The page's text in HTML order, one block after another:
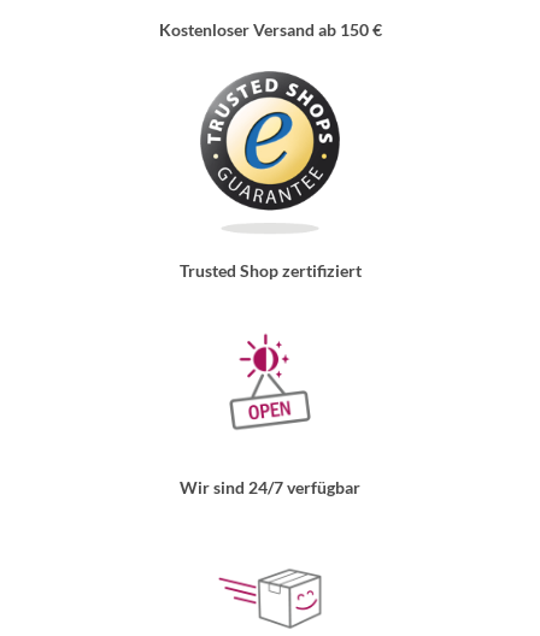
Kostenloser Versand ab 150 €
Trusted Shop zertifiziert
Wir sind 24/7 verfügbar